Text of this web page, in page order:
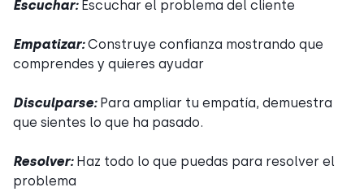
Escuchar:Escuchar el problema del cliente
Empatizar:Construye confianza mostrando que
comprendes y quieres ayudar
Disculparse: Para ampliar tu empatía, demuestra
que sientes lo que ha pasado.
Resolver: Haz todo lo que puedas para resolver el
problema